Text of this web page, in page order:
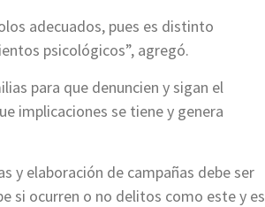
adecuados, pues es distinto
psicológicos”, agregó.
para que denuncien y sigan el
implicaciones se tiene y genera
y elaboración de campañas debe ser
si ocurren o no delitos como este y es